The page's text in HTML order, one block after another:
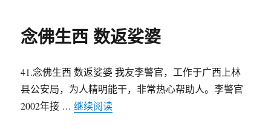
念佛生西 数返娑婆
41.念佛生西 数返娑婆 我友李警官，工作于广西上林
县公安局，为人精明能干，非常热心帮助人。李警官
2002年接 …继续阅读